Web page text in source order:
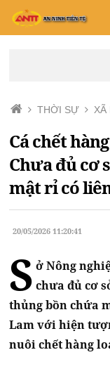
THỜI SỰ XÃ
Cá chết
Chưa đủ cơ
mật rỉ có
20/05/2026 11:20:41
S ở Nông
chưa đủ cơ
thủng bồn chứa
Lam với hiện
nuôi chết hàng